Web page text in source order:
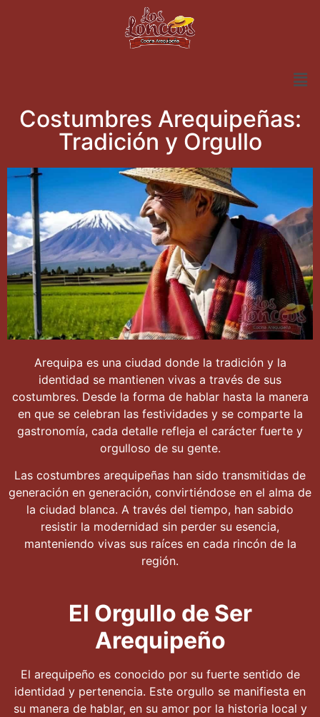
Costumbres Arequipeñas:
Tradición y Orgullo
Arequipa es una ciudad donde la tradición y la
identidad se mantienen vivas a través de sus
costumbres. Desde la forma de hablar hasta la manera
en que se celebran las festividades y se comparte la
gastronomía, cada detalle refleja el carácter fuerte y
orgulloso de su gente.
Las costumbres arequipeñas han sido transmitidas de
generación en generación, convirtiéndose en el alma de
la ciudad blanca. A través del tiempo, han sabido
resistir la modernidad sin perder su esencia,
manteniendo vivas sus raíces en cada rincón de la
región.
El Orgullo de Ser
Arequipeño
El arequipeño es conocido por su fuerte sentido de
identidad y pertenencia. Este orgullo se manifiesta en
su manera de hablar, en su amor por la historia local y